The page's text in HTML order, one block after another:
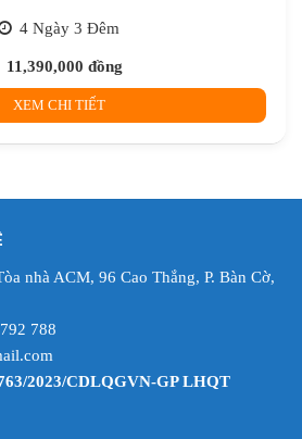
4 Ngày 3 Đêm
11,390,000 đồng
XEM CHI TIẾT
nhà ACM, 96 Cao Thắng, P. Bàn Cờ,
788
2023/CDLQGVN-GP LHQT